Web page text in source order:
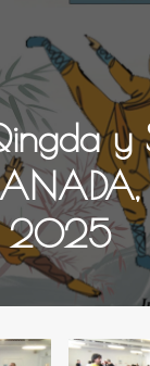
y
2025